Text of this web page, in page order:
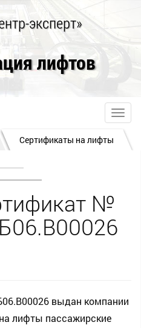
эксперт»
лифтов
Сертификаты на лифты
№
выдан компании
лифты пассажирские